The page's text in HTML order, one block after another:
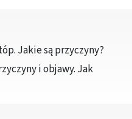
Jakie są przyczyny?
i objawy. Jak